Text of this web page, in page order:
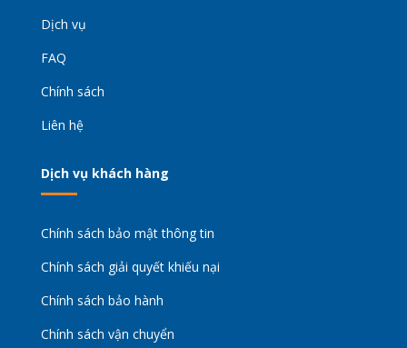
Dịch vụ
FAQ
Chính sách
Liên hệ
Dịch vụ khách hàng
Chính sách bảo mật thông tin
Chính sách giải quyết khiếu nại
Chính sách bảo hành
Chính sách vận chuyển